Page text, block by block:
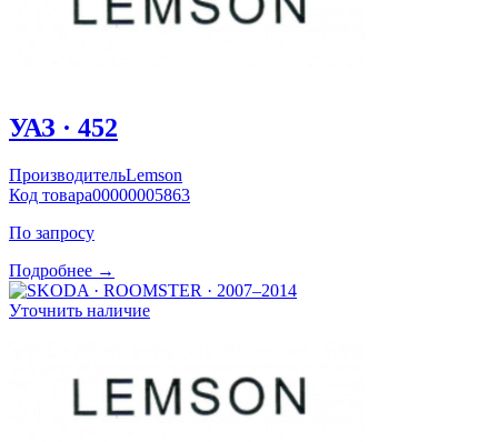
УАЗ · 452
ПроизводительLemson
Код товара00000005863
По запросу
Подробнее →
Уточнить наличие